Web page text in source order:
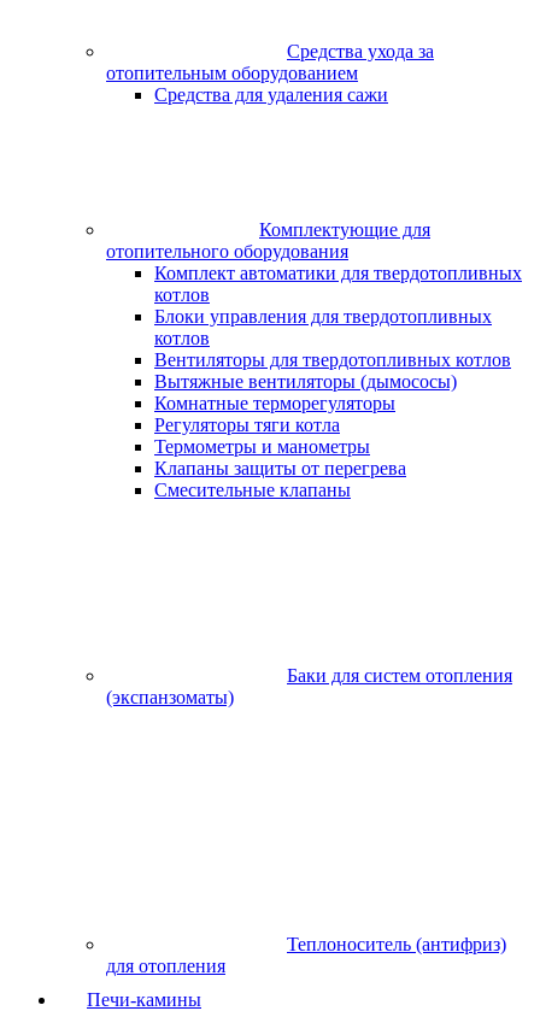
Средства ухода за
отопительным оборудованием
Средства для удаления сажи
Комплектующие для
отопительного оборудования
Комплект автоматики для твердотопливных
котлов
Блоки управления для твердотопливных
котлов
Вентиляторы для твердотопливных котлов
Вытяжные вентиляторы (дымососы)
Комнатные терморегуляторы
Регуляторы тяги котла
Термометры и манометры
Клапаны защиты от перегрева
Смесительные клапаны
Баки для систем отопления
(экспанзоматы)
Теплоноситель (антифриз)
для отопления
Печи-камины